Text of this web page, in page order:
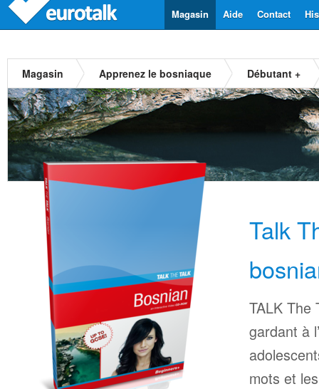
Contact
Aide
Magasin
Magasin Apprenez le bosniaque Débutant +
Talk
TALK The
gardant à
mots et